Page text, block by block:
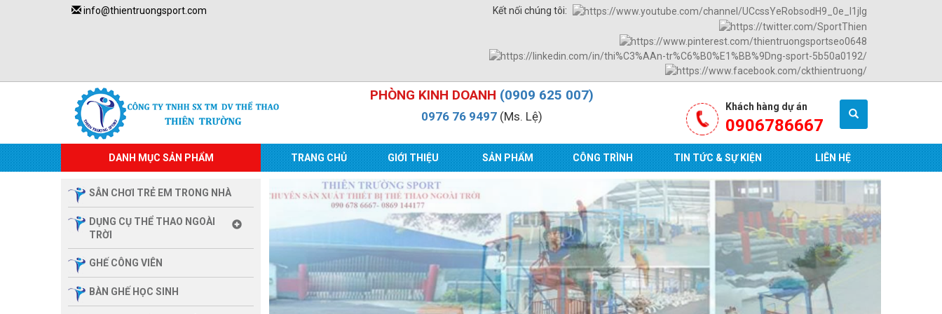
info@thientruongsport.com Kết nối chúng tôi:
PHÒNG KINH DOANH (0909 625 007)
0976 76 9497(Ms. Lệ)
Khách hàng dự án
0906786667
DANH MỤC SẢN PHẨM TRANG CHỦ GIỚI THIỆU SẢN PHẨM CÔNG TRÌNH TIN TỨC & SỰ KIỆN LIÊN HỆ
SÂN CHƠI TRẺ EM TRONG NHÀ
DỤNG CỤ THỂ THAO NGOÀI
TRỜI
GHẾ CÔNG VIÊN
BÀN GHẾ HỌC SINH